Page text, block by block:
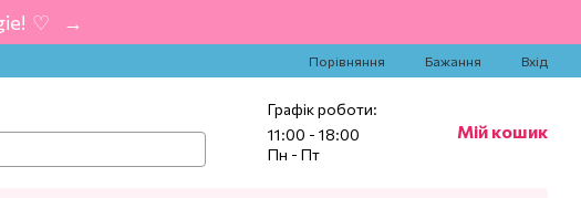
♡ ‍ →
Порівняння Бажання Вхід
Графік роботи:
11:00 - 18:00
Пн - Пт
Мій кошик